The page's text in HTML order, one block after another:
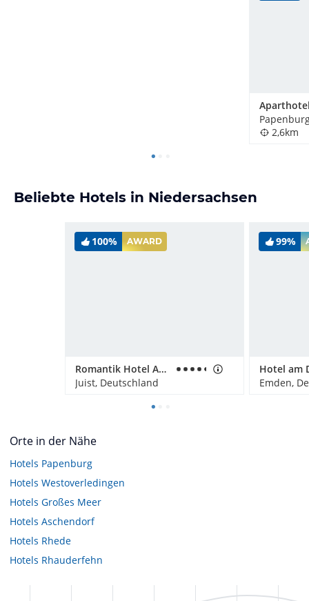
2,6km
Beliebte Hotels in Niedersachsen
100% AWARD
Romantik Hotel Achterdiek
Juist, Deutschland
99%
Hotel am
Emden,
Orte in der Nähe
Hotels Papenburg
Hotels Westoverledingen
Hotels Großes Meer
Hotels Aschendorf
Hotels Rhede
Hotels Rhauderfehn